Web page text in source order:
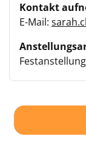
Kontakt
E-Mail: